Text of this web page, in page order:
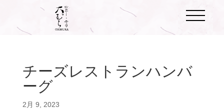
チーズレストランハンバ
ーグ
2月 9, 2023